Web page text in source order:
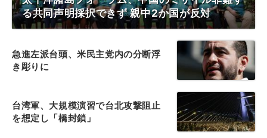
る共同声明採択できず 親中2か国が反対
急進左派台頭、米民主党内の分断浮
き彫りに
台湾軍、大規模演習で台北攻撃阻止
を想定し「橋封鎖」